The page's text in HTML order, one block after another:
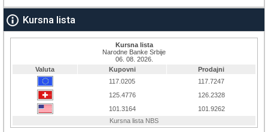
Kursna lista